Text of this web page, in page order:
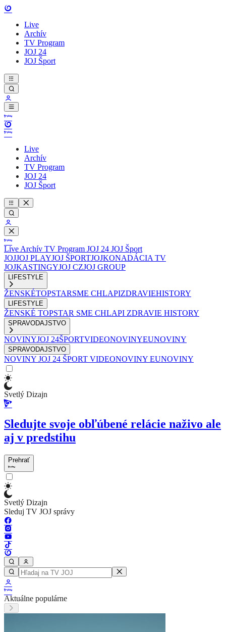
Live
Archív
TV Program
JOJ 24
JOJ Šport
Live
Archív
TV Program
JOJ 24
JOJ Šport
Live Archív TV Program JOJ 24 JOJ Šport
JOJJOJ PLAYJOJ ŠPORTJOJKONADÁCIA TV
JOJKASTINGYJOJ CZJOJ GROUP
LIFESTYLE
ŽENSKÉTOPSTARSME CHLAPIZDRAVIEHISTORY
LIFESTYLE
ŽENSKÉ TOPSTAR SME CHLAPI ZDRAVIE HISTORY
SPRAVODAJSTVO
NOVINYJOJ 24ŠPORTVIDEONOVINYEUNOVINY
SPRAVODAJSTVO
NOVINY JOJ 24 ŠPORT VIDEONOVINY EUNOVINY
Svetlý Dizajn
Sledujte svoje obľúbené relácie naživo ale
aj v predstihu
Prehrať
Svetlý Dizajn
Sleduj TV JOJ správy
Aktuálne populárne